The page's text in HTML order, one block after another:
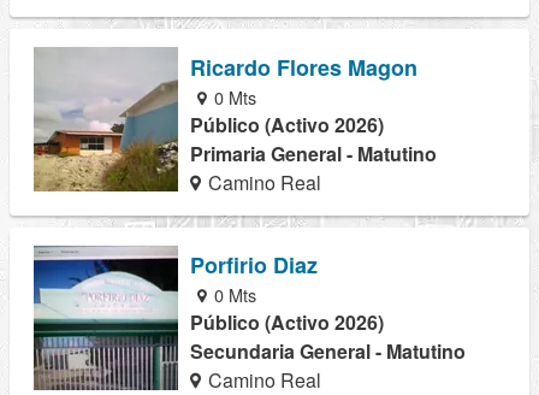
Ricardo Flores Magon
0 Mts
Público (Activo 2026)
Primaria General - Matutino
Camino Real
Porfirio Diaz
0 Mts
Público (Activo 2026)
Secundaria General - Matutino
Camino Real